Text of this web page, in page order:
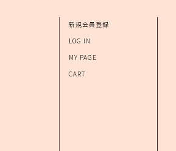
新規会員登録
LOG IN
MY PAGE
CART